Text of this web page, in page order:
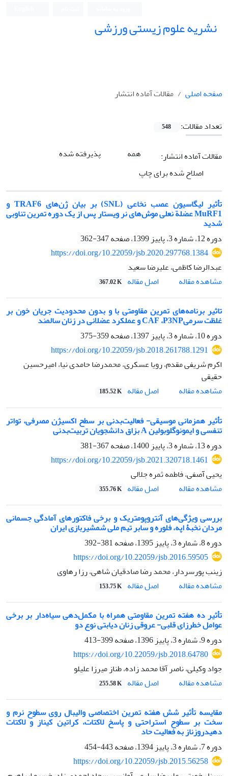
نشریه علوم زیستی ورزشی
صفحه اصلی مقالات آماده انتشار
تعداد مقالات: 548
مقالات آماده انتشار: همه
پذیرفته شده
اصلاح شده برای چاپ
تأثیر لیگاسیون عصب نخاعی (SNL) بر بیان ژن‌های TRAF6 و
MuRF1 عضلة نعلی موش‌های نر ویستار پس از یک دوره تمرین تناوبی
شدید
دوره 12، شماره 3، پاییز 1399، صفحه
347-362
https://doi.org/10.22059/jsb.2020.297768.1384
عبدالرضا کاظمی، علیرضا سعید
مشاهده مقاله
اصل مقاله 367.02 K
تاثیر برنامه‌‌های تمرین مقاومتی با و بدون محدودیت جریان خون بر
غلظت سرمیCAF ،P3NP و عملکرد عضلانی در زنان سالمند
دوره 10، شماره 3، پاییز 1397، صفحه
359-375
https://doi.org/10.22059/jsb.2018.261788.1291
اکرم شریفی مقدم، رویا عسکری، محمدرضا حامدی نیا، امیرحسین
حقیقی
مشاهده مقاله
اصل مقاله 185.52 K
تأثیر همزمانی موسیقی- فعالیت‌بدنی بر سطح اکسیژن مصرفی، تواتر
تنفسی و ایمونوگلوبولین A بزاق دانشجویان تربیت‌بدنی
دوره 13، شماره 3، پاییز 1400، صفحه
367-381
https://doi.org/10.22059/jsb.2021.320718.1461
یحیی آصفی، فاطمه ثمره جلالی
مشاهده مقاله
اصل مقاله 355.76 K
بررسی ویژگی‌های آنتروپومتریک و برخی فاکتورهای آمادگی جسمانی
مردان نخبۀ اپه، فلوره و سابر تیم ملی شمشیربازی ایران
دوره 8، شماره 3، پاییز 1395، صفحه
381-392
https://doi.org/10.22059/jsb.2016.59505
زینب پورسردار، محمد رضا صادقیان شاهی، رزا رهاوی
مشاهده مقاله
اصل مقاله 153.75 K
تأثیر ده هفته تمرین مقاومتی همراه با مکمل‌دهی سیاه‌دار بر برخی
عوامل خطرزای قلبی- عروقی زنان دیابتی نوع دو
دوره 9، شماره 3، پاییز 1396، صفحه
399-413
https://doi.org/10.22059/jsb.2018.64780
جواد وکیلی، ناصر آقا محمد زاده، طناز میرزا علیلو
مشاهده مقاله
اصل مقاله 255.58 K
مقایسه تأثیر شش هفته تمرین اختصاصی والیبال روی سطوح نرم و
سخت بر سطوح استراحتی و پاسخ لاکتات، کراتین کیناز و لاکتات
دهیدروزناز به فعالیت حاد
دوره 7، شماره 3، پاییز 1394، صفحه
443-454
https://doi.org/10.22059/jsb.2015.56258